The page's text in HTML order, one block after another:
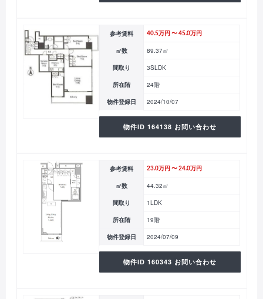
参考賃料 40.5万円 〜 45.0万円
㎡数 89.37㎡
間取り 3SLDK
所在階 24階
物件登録日 2024/10/07
物件ID 164138 お問い合わせ
参考賃料 23.0万円 〜 24.0万円
㎡数 44.32㎡
間取り 1LDK
所在階 19階
物件登録日 2024/07/09
物件ID 160343 お問い合わせ